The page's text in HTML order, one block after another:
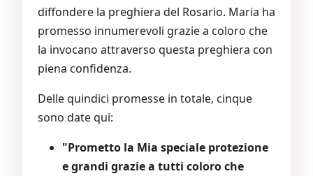
diffondere la preghiera del Rosario. Maria ha
promesso innumerevoli grazie a coloro che
la invocano attraverso questa preghiera con
piena confidenza.
Delle quindici promesse in totale, cinque
sono date qui:
"Prometto la Mia speciale protezione
e grandi grazie a tutti coloro che